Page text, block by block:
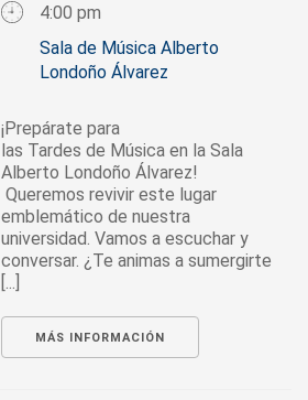
4:00 pm
Sala de Música Alberto
Londoño Álvarez
¡Prepárate para
las Tardes de Música en la Sala
Alberto Londoño Álvarez!
Queremos revivir este lugar
emblemático de nuestra
universidad. Vamos a escuchar y
conversar. ¿Te animas a sumergirte
[...]
MÁS INFORMACIÓN